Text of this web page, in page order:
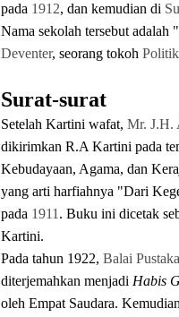
pada 1912, dan kemudian di
Nama sekolah tersebut adalah "
Deventer, seorang tokoh
Surat-surat
Setelah Kartini wafat, Mr. J.H.
dikirimkan R.A Kartini pada
Kebudayaan, Agama, dan
yang arti harfiahnya "Dari
pada 1911 . Buku ini dicetak
Kartini.
Pada tahun 1922, Balai Pustaka
diterjemahkan menjadi Habis
oleh Empat Saudara.